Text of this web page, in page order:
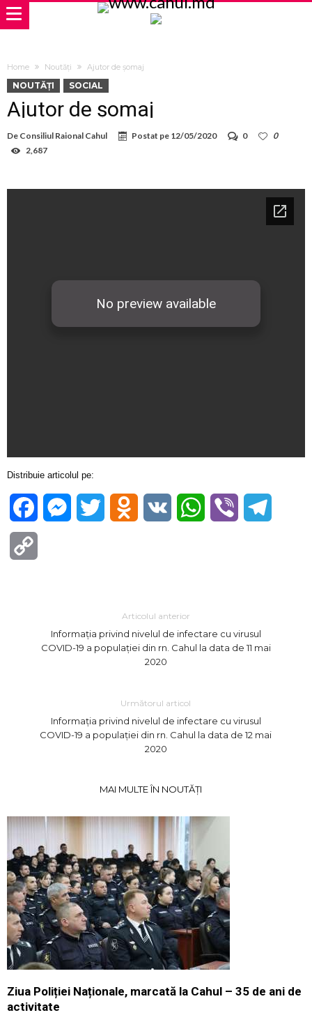
Home Noutăți Ajutor de șomaj
NOUTĂȚI SOCIAL
Ajutor de șomaj
De Consiliul Raional Cahul Postat pe 12/05/2020 0
0
2,687
Distribuie articolul pe:
FacebookMessenger
Twitter Odnoklassniki
VK WhatsApp
Viber
Articolul anterior
Informația privind nivelul de infectare cu virusul
COVID-19 a populației din rn. Cahul la data de 11 mai
2020
Următorul articol
Informația privind nivelul de infectare cu virusul
COVID-19 a populației din rn. Cahul la data de 12 mai
2020
MAI MULTE ÎN NOUTĂȚI
Ziua Poliției Naționale, marcată la Cahul – 35 de ani de
activitate